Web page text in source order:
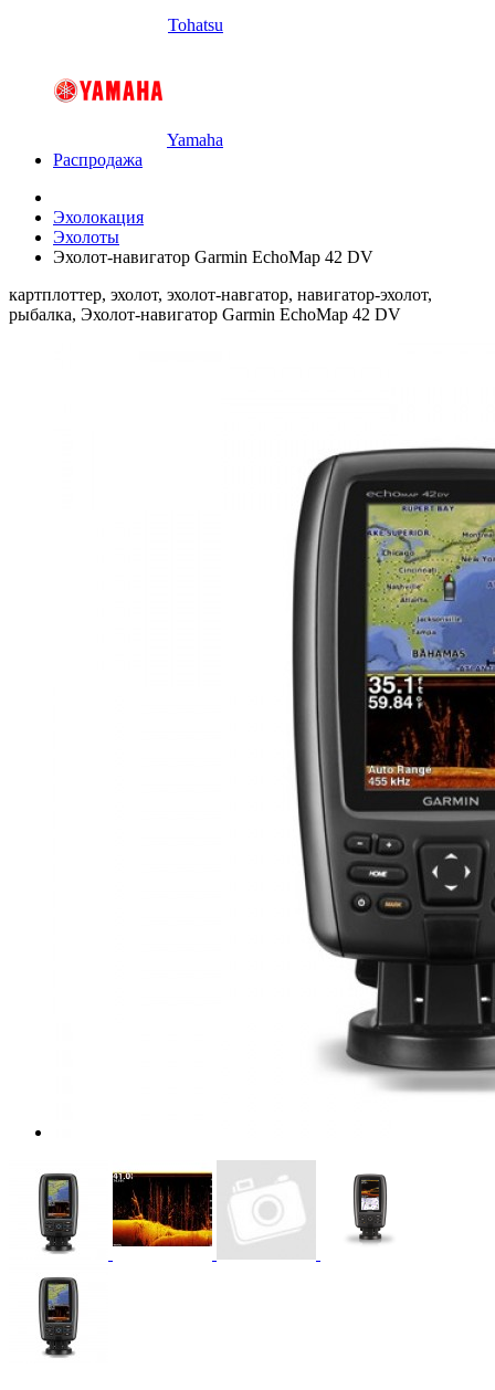
Tohatsu
Yamaha
Распродажа
Эхолокация
Эхолоты
Эхолот-навигатор Garmin EchoMap 42 DV
картплоттер, эхолот, эхолот-навгатор, навигатор-эхолот,
рыбалка, Эхолот-навигатор Garmin EchoMap 42 DV